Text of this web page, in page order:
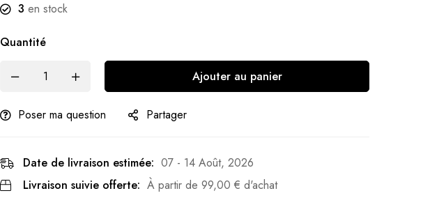
3 en stock
Quantité
Ajouter au panier
Poser ma question Partager
Date de livraison estimée: 07 - 14 Août, 2026
Livraison suivie offerte: À partir de 99,00 € d'achat